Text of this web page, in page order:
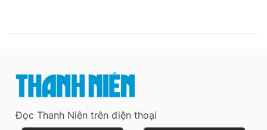
Đọc Thanh Niên trên điện thoại